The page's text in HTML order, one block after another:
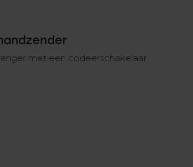
met een codeerschakelaar